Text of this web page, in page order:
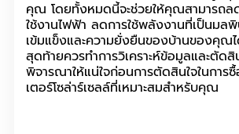
คุณ โดยทั้งหมดนี้จะช่วยให้คุณสามารถลด
ใช้งานไฟฟ้า ลดการใช้พลังงานที่เป็นมล
เข้มแข็งและความยั่งยืนของบ้านของคุณไ
สุดท้ายควรทำการวิเคราะห์ข้อมูลและตัดสิ
พิจารณาให้แน่ใจก่อนการตัดสินใจในการ
เตอร์โซล่าร์เซลล์ที่เหมาะสมสำหรับคุณ